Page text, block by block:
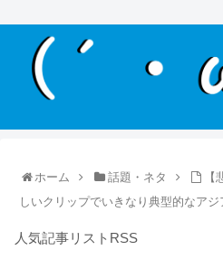
ホーム 話題・ネタ
しいクリップでいきなり典型的なア
人気記事リストRSS